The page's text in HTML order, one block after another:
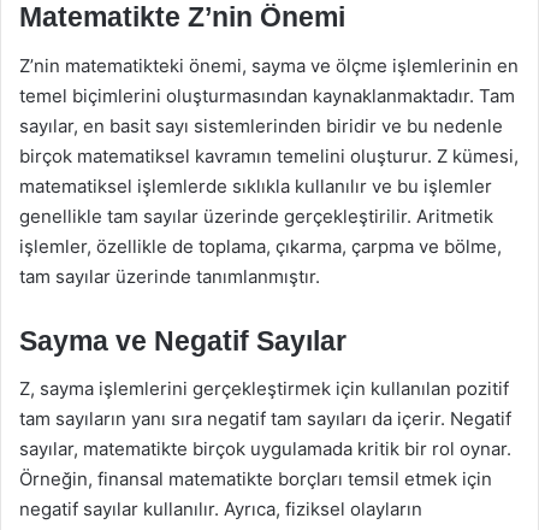
Matematikte Z’nin Önemi
Z’nin matematikteki önemi, sayma ve ölçme işlemlerinin en
temel biçimlerini oluşturmasından kaynaklanmaktadır. Tam
sayılar, en basit sayı sistemlerinden biridir ve bu nedenle
birçok matematiksel kavramın temelini oluşturur. Z kümesi,
matematiksel işlemlerde sıklıkla kullanılır ve bu işlemler
genellikle tam sayılar üzerinde gerçekleştirilir. Aritmetik
işlemler, özellikle de toplama, çıkarma, çarpma ve bölme,
tam sayılar üzerinde tanımlanmıştır.
Sayma ve Negatif Sayılar
Z, sayma işlemlerini gerçekleştirmek için kullanılan pozitif
tam sayıların yanı sıra negatif tam sayıları da içerir. Negatif
sayılar, matematikte birçok uygulamada kritik bir rol oynar.
Örneğin, finansal matematikte borçları temsil etmek için
negatif sayılar kullanılır. Ayrıca, fiziksel olayların